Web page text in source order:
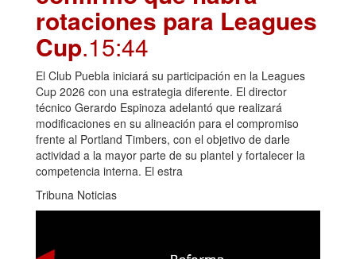
rotaciones para Leagues
Cup.15:44
El Club Puebla iniciará su participación en la Leagues
Cup 2026 con una estrategia diferente. El director
técnico Gerardo Espinoza adelantó que realizará
modificaciones en su alineación para el compromiso
frente al Portland Timbers, con el objetivo de darle
actividad a la mayor parte de su plantel y fortalecer la
competencia interna. El estra
Tribuna Noticias